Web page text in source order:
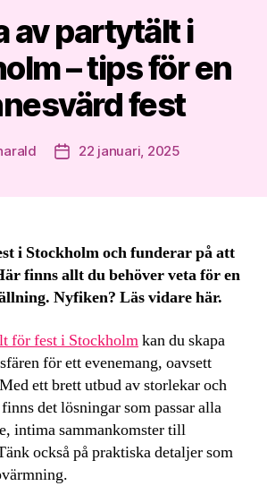
av partytält i
– tips för en
fest
Inläggsdatum
22 januari, 2025
i Stockholm och funderar på att
finns allt du behöver veta för en
Nyfiken? Läs vidare här.
för fest i Stockholmkan du skapa
för ett evenemang, oavsett
ett brett utbud av storlekar och
det lösningar som passar alla
intima sammankomster till
också på praktiska detaljer som